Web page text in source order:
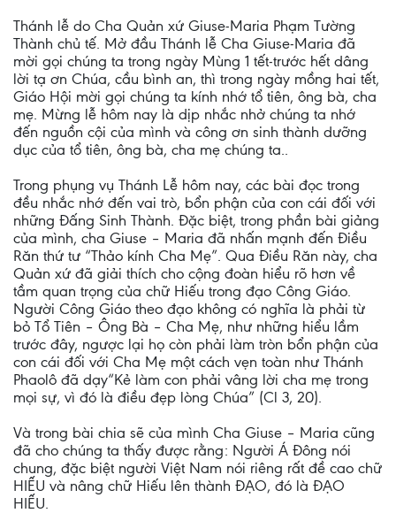
Thánh lễ do Cha Quản xứ Giuse-Maria Phạm Tường
Thành chủ tế. Mở đầu Thánh lễ Cha Giuse-Maria đã
mời gọi chúng ta trong ngày Mùng 1 tết-trước hết dâng
lời tạ ơn Chúa, cầu bình an, thì trong ngày mồng hai tết,
Giáo Hội mời gọi chúng ta kính nhớ tổ tiên, ông bà, cha
mẹ. Mừng lễ hôm nay là dịp nhắc nhở chúng ta nhớ
đến nguồn cội của mình và công ơn sinh thành dưỡng
dục của tổ tiên, ông bà, cha mẹ chúng ta..
Trong phụng vụ Thánh Lễ hôm nay, các bài đọc trong
đều nhắc nhớ đến vai trò, bổn phận của con cái đối với
những Đấng Sinh Thành. Đặc biệt, trong phần bài giảng
của mình, cha Giuse – Maria đã nhấn mạnh đến Điều
Răn thứ tư “Thảo kính Cha Mẹ”. Qua Điều Răn này, cha
Quản xứ đã giải thích cho cộng đoàn hiểu rõ hơn về
tầm quan trọng của chữ Hiếu trong đạo Công Giáo.
Người Công Giáo theo đạo không có nghĩa là phải từ
bỏ Tổ Tiên – Ông Bà – Cha Mẹ, như những hiểu lầm
trước đây, ngược lại họ còn phải làm tròn bổn phận của
con cái đối với Cha Mẹ một cách vẹn toàn như Thánh
Phaolô đã dạy“Kẻ làm con phải vâng lời cha mẹ trong
mọi sự, vì đó là điều đẹp lòng Chúa” (Cl 3, 20).
Và trong bài chia sẽ của mình Cha Giuse – Maria cũng
đã cho chúng ta thấy được rằng: Người Á Đông nói
chung, đặc biệt người Việt Nam nói riêng rất đề cao chữ
HIẾU và nâng chữ Hiếu lên thành ĐẠO, đó là ĐẠO
HIẾU.